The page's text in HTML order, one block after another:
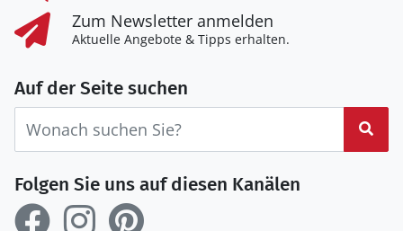
Zum Newsletter anmelden
Aktuelle Angebote & Tipps erhalten.
Auf der Seite suchen
Folgen Sie uns auf diesen Kanälen